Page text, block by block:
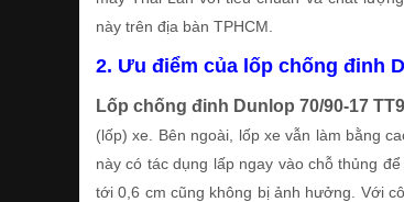
này trên địa bàn TPHCM.
2. Ưu điểm của lốp chống đinh
Lốp chống đinh Dunlop 70/90-17
(lốp) xe. Bên ngoài, lốp xe vẫn làm bằng
này có tác dụng lấp ngay vào chỗ thủng
tới 0,6 cm cũng không bị ảnh hưởng. Với